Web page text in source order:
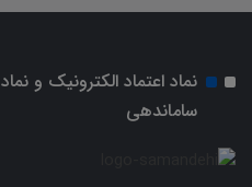
نماد اعتماد الکترونیک و نماد
ساماندهی